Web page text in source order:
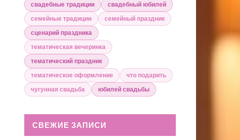
свадебные традиции
свадебный юбилей
семейные традиции
семейный праздник
сценарий праздника
тематическая вечеринка
тематический праздник
тематическое оформление
что подарить
чугунная свадьба
юбилей свадьбы
СВЕЖИЕ ЗАПИСИ